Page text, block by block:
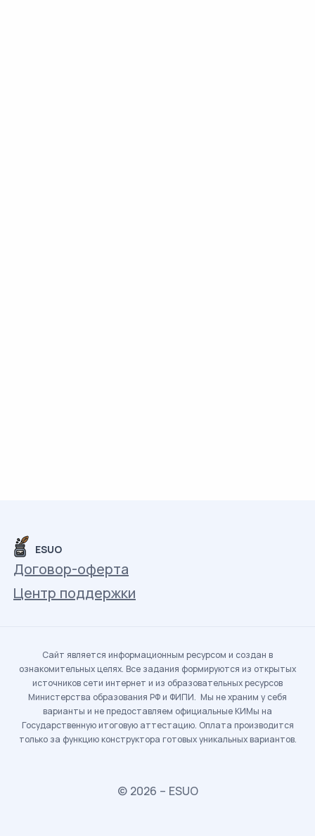
ESUO
Договор-оферта
Центр поддержки
Сайт является информационным ресурсом и создан в
ознакомительных целях. Все задания формируются из открытых
источников сети интернет и из образовательных ресурсов
Министерства образования РФ и ФИПИ. Мы не храним у себя
варианты и не предоставляем официальные КИМы на
Государственную итоговую аттестацию. Оплата производится
только за функцию конструктора готовых уникальных вариантов.
© 2026 – ESUO